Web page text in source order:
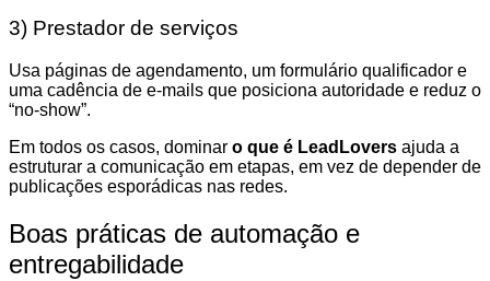
3) Prestador de serviços
Usa páginas de agendamento, um formulário qualificador e
uma cadência de e-mails que posiciona autoridade e reduz o
“no-show”.
Em todos os casos, dominar o que é LeadLovers ajuda a
estruturar a comunicação em etapas, em vez de depender de
publicações esporádicas nas redes.
Boas práticas de automação e
entregabilidade